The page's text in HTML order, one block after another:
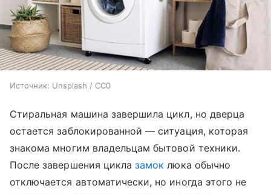
Источник: Unsplash / CC0
Стиральная машина завершила цикл, но дверца
остается заблокированной — ситуация, которая
знакома многим владельцам бытовой техники.
После завершения циклазамок люка обычно
отключается автоматически, но иногда этого не